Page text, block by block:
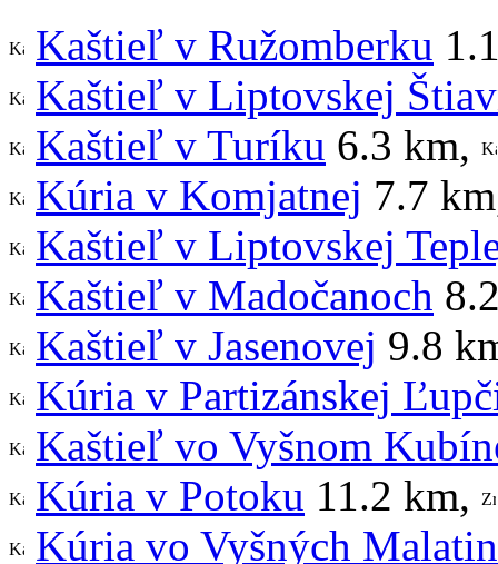
Kaštieľ v Ružomberku
Kaštieľ v Liptovskej
Kaštieľ v Turíku 6.3 km,
Kúria v Komjatnej 7.7 km
Kaštieľ v Liptovskej
Kaštieľ v Madočanoch
Kaštieľ v Jasenovej 9.8
Kúria v Partizánskej
Kaštieľ vo Vyšnom
Kúria v Potoku 11.2 km,
Kúria vo Vyšných